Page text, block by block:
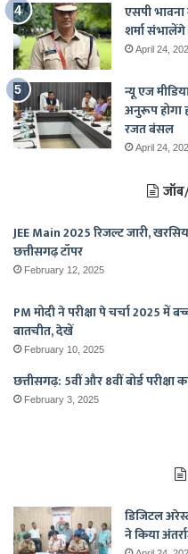
एसपी
शर्मा
April 24,
न्यू एज
अनुरूप होगा
रजत बंसल
April 24,
JEE Main 2025 रिजल्ट जारी,
छत्तीसगढ़ टॉपर
February 12, 2025
PM मोदी ने परीक्षा पे चर्चा 2025 में
बातचीत, देखें
February 10, 2025
छत्तीसगढ़: 5वीं और 8वीं बोर्ड परीक्षा
February 3, 2025
डिजिटल
ने किया